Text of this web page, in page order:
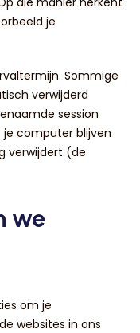
je
Sommige
verwijderd
session
je computer blijven
verwijdert (de
we
om je
websites in ons